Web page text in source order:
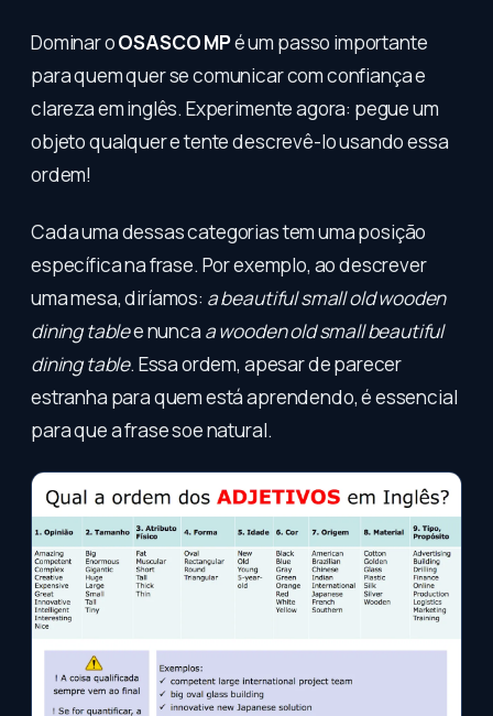
Dominar oOSASCO MPé um passo importante
para quem quer se comunicar com confiança e
clareza em inglês. Experimente agora: pegue um
objeto qualquer e tente descrevê-lo usando essa
ordem!
Cada uma dessas categorias tem uma posição
específica na frase. Por exemplo, ao descrever
uma mesa, diríamos: a beautiful small old wooden
dining tablee nunca a wooden old small beautiful
dining table. Essa ordem, apesar de parecer
estranha para quem está aprendendo, é essencial
para que a frase soe natural.